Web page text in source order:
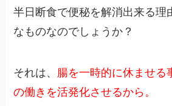
半日断食で便秘を解消出来る理
なものなのでしょうか？
それは、 腸を一時的に休ませる
の働きを活発化させるから。